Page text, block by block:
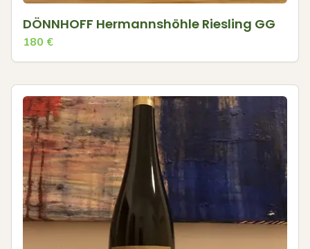
DÖNNHOFF Hermannshöhle Riesling GG
180 €